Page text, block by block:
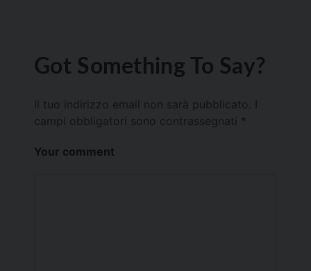
Got Something To Say?
Il tuo indirizzo email non sarà pubblicato.
campi obbligatori sono contrassegnati *
Your comment